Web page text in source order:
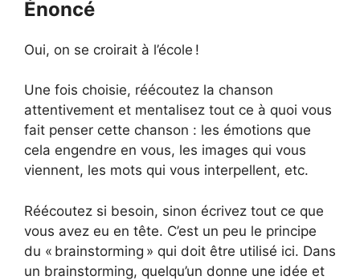
Énoncé
Oui, on se croirait à l’école !
Une fois choisie, réécoutez la chanson
attentivement et mentalisez tout ce à quoi vous
fait penser cette chanson : les émotions que
cela engendre en vous, les images qui vous
viennent, les mots qui vous interpellent, etc.
Réécoutez si besoin, sinon écrivez tout ce que
vous avez eu en tête. C’est un peu le principe
du « brainstorming » qui doit être utilisé ici. Dans
un brainstorming, quelqu’un donne une idée et